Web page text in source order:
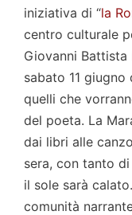
iniziativa di “la
centro culturale
Giovanni
sabato 11
quelli che
del poeta. La
dai libri alle
sera, con tanto
il sole sarà
comunità